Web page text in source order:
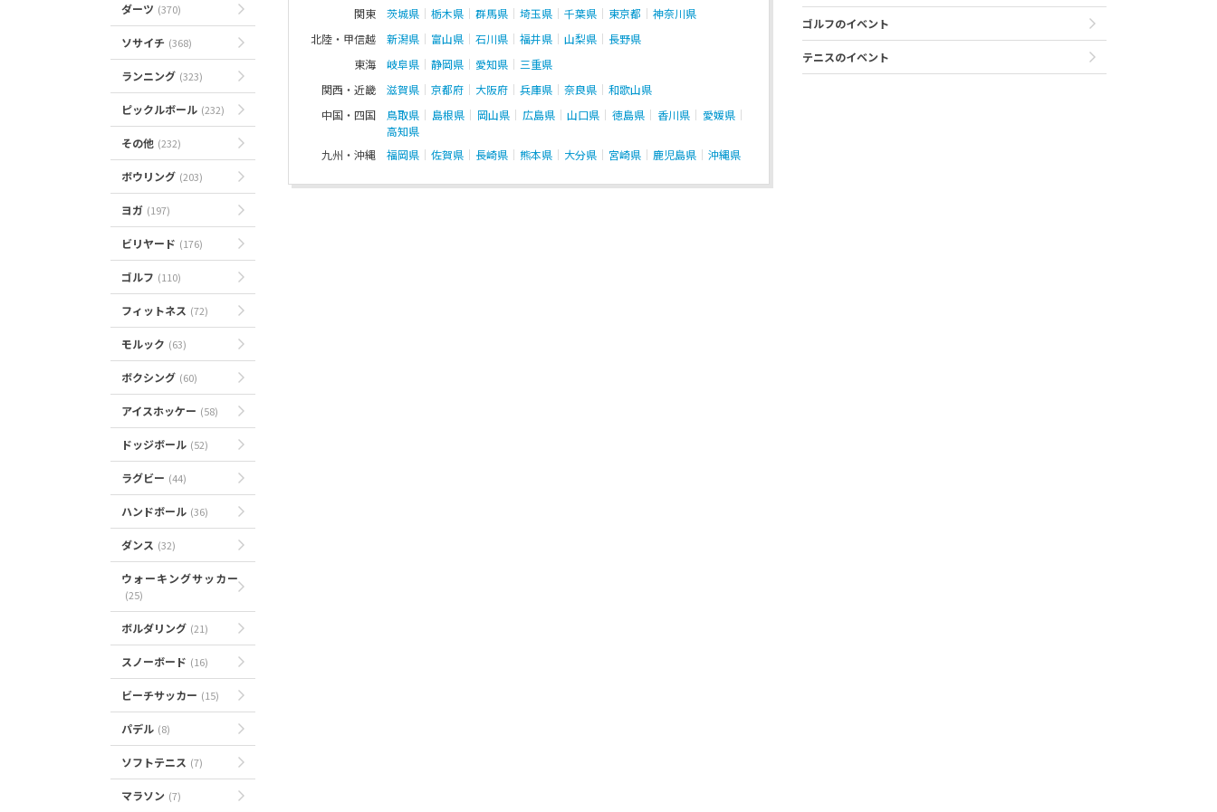
ダーツ (370)
ソサイチ (368)
ランニング (323)
ピックルボール (232)
その他 (232)
ボウリング (203)
ヨガ (197)
ビリヤード (176)
ゴルフ (110)
フィットネス (72)
モルック (63)
ボクシング (60)
アイスホッケー (58)
ドッジボール (52)
ラグビー (44)
ハンドボール (36)
ダンス (32)
ウォーキングサッカー
(25)
ボルダリング (21)
スノーボード (16)
ビーチサッカー (15)
パデル (8)
ソフトテニス (7)
マラソン (7)
関東
茨城県 栃木県 群馬県 埼玉県 千葉県 東京都
神奈川県
北陸・甲信越
新潟県 富山県 石川県 福井県 山梨県
長野県
東海
岐阜県 静岡県 愛知県
三重県
関西・近畿
滋賀県 京都府 大阪府 兵庫県 奈良県
和歌山県
中国・四国
鳥取県 島根県 岡山県 広島県 山口県 徳島県 香川県
愛媛県
高知県
九州・沖縄
福岡県 佐賀県 長崎県 熊本県 大分県 宮崎県 鹿児島県 沖縄県
ゴルフのイベント
テニスのイベント